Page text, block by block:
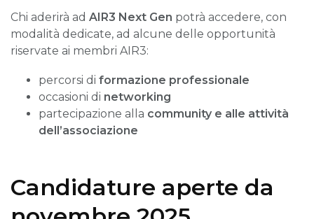
Chi aderirà ad AIR3 Next Gen potrà accedere, con
modalità dedicate, ad alcune delle opportunità
riservate ai membri AIR3:
percorsi di formazione professionale
occasioni di networking
partecipazione alla community e alle attività
dell’associazione
Candidature aperte da